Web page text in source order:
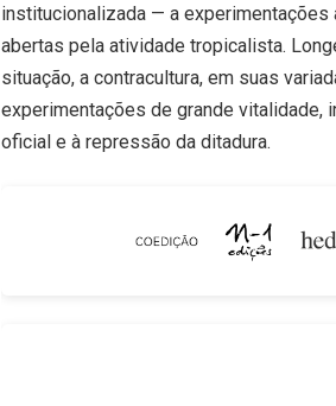
institucionalizada — a
abertas pela atividade tropicalista.
situação, a contracultura, em suas
experimentações de grande vitalidade,
oficial e à repressão da ditadura.